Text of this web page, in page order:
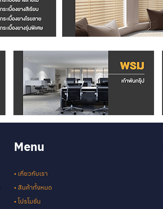
Menu
• เกี่ยวกับเรา
• สินค้าทั้งหมด
• โปรโมชั่น